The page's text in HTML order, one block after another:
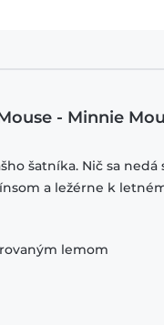
- Minnie
šatníka. Nič sa
a ležérne k
lemom